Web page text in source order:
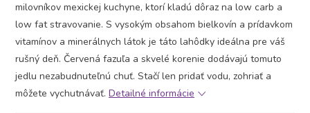
milovníkov mexickej kuchyne, ktorí kladú dôraz na low carb a
low fat stravovanie. S vysokým obsahom bielkovín a prídavkom
vitamínov a minerálnych látok je táto lahôdky ideálna pre váš
rušný deň. Červená fazuľa a skvelé korenie dodávajú tomuto
jedlu nezabudnuteľnú chuť. Stačí len pridať vodu, zohriať a
môžete vychutnávať. Detailné informácie